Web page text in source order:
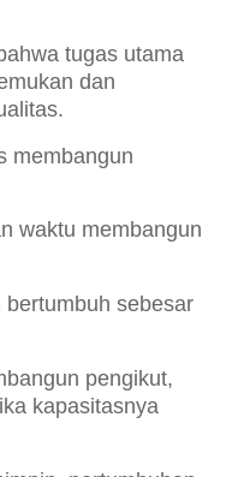
tugas utama
dan
membangun
waktu membangun
sebesar
pengikut,
kapasitasnya